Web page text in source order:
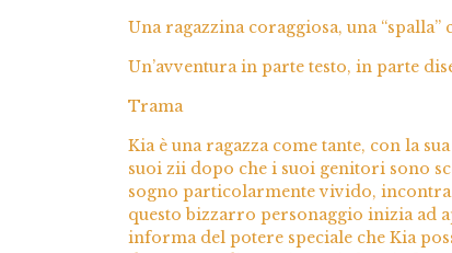
Una ragazzina coraggiosa, una
Un’avventura in parte testo, in parte
Trama
Kia è una ragazza come tante, con la
suoi zii dopo che i suoi genitori sono
sogno particolarmente vivido,
questo bizzarro personaggio inizia ad
informa del potere speciale che Kia